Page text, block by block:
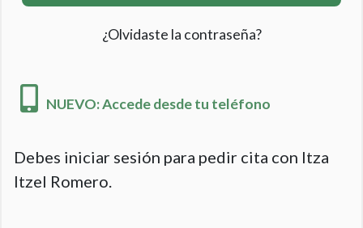
¿Olvidaste la contraseña?
NUEVO: Accede desde tu teléfono
Debes iniciar sesión para pedir cita con Itza
Itzel Romero.